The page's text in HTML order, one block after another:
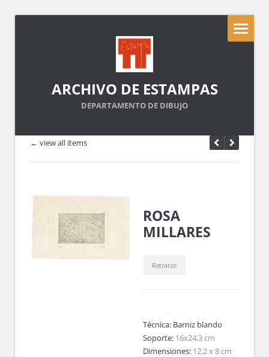
ARCHIVO DE ESTAMPAS
DEPARTAMENTO DE DIBUJO
← view all items
ROSA
MILLARES
Retratos
Técnica: Barniz blando
Soporte: 16x24,3 cm
Dimensiones: 12,2 x 8 cm